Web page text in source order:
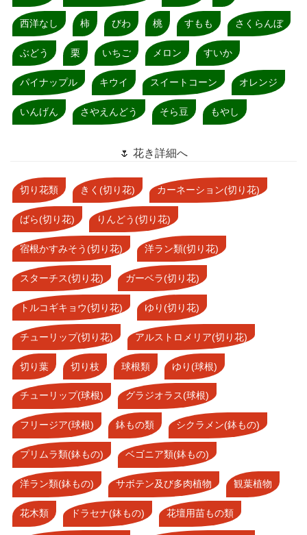
西洋なし 柿 びわ 桃 すもも さくらんぼ
ぶどう 栗 いちご メロン すいか
パイナップル キウイ スイートコーン オレンジ
いんげん さやえんどう そら豆 もやし
🌷 花き詳細へ
切り花類 きく(切り花) カーネーション(切り花)
ばら(切り花) りんどう(切り花)
宿根かすみそう(切り花) 洋ラン類(切り花)
スターチス(切り花) ガーベラ(切り花)
トルコギキョウ(切り花) ゆり(切り花)
チューリップ(切り花) アルストロメリア(切り花)
切り葉 切り枝 球根類 ゆり(球根)
チューリップ(球根) グラジオラス(球根)
フリージア(球根) 鉢もの類 シクラメン(鉢もの)
プリムラ類(鉢もの) ベゴニア類(鉢もの)
洋ラン類(鉢もの) サボテン及び多肉植物 観葉植物
花木類 ドラセナ(鉢もの) 花壇用苗もの類